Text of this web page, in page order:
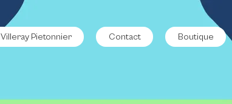
Villeray Pietonnier Contact Boutique